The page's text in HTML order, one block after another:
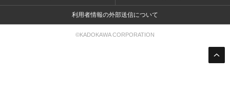
利用者情報の外部送信について
©KADOKAWA CORPORATION